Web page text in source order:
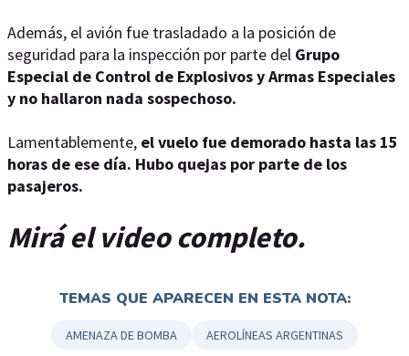
Además, el avión fue trasladado a la posición de
seguridad para la inspección por parte del Grupo
Especial de Control de Explosivos y Armas Especiales
y no hallaron nada sospechoso.
Lamentablemente, el vuelo fue demorado hasta las 15
horas de ese día. Hubo quejas por parte de los
pasajeros.
Mirá el video completo.
TEMAS QUE APARECEN EN ESTA NOTA:
AMENAZA DE BOMBA AEROLÍNEAS ARGENTINAS